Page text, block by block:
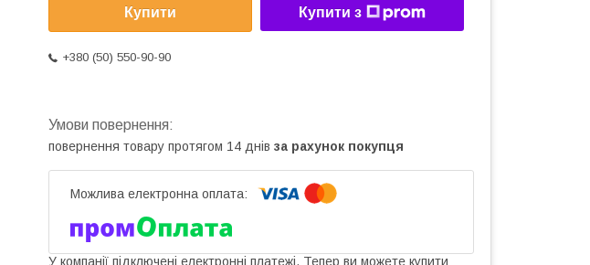
Купити Купити з
+380 (50) 550-90-90
повернення товару протягом 14 днів за рахунок покупця
У компанії підключені електронні платежі. Тепер ви можете купити